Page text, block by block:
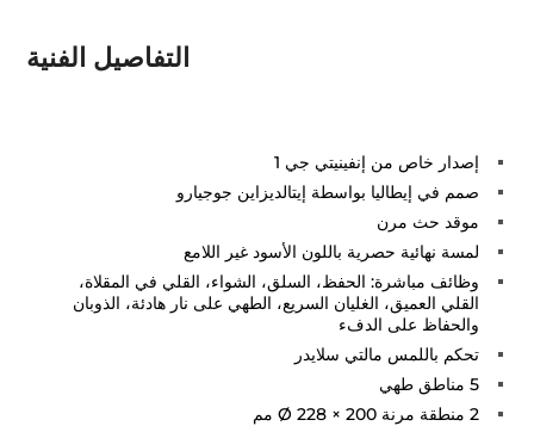
التفاصيل الفنية
إصدار خاص من إنفينيتي جي 1
صمم في إيطاليا بواسطة إيتالديزاين جوجيارو
موقد حث مرن
لمسة نهائية حصرية باللون الأسود غير اللامع
وظائف مباشرة: الحفظ، السلق، الشواء، القلي في المقلاة،
القلي العميق، الغليان السريع، الطهي على نار هادئة، الذوبان
والحفاظ على الدفء
تحكم باللمس مالتي سلايدر
5 مناطق طهي
2 منطقة مرنة Ø 228 × 200 مم